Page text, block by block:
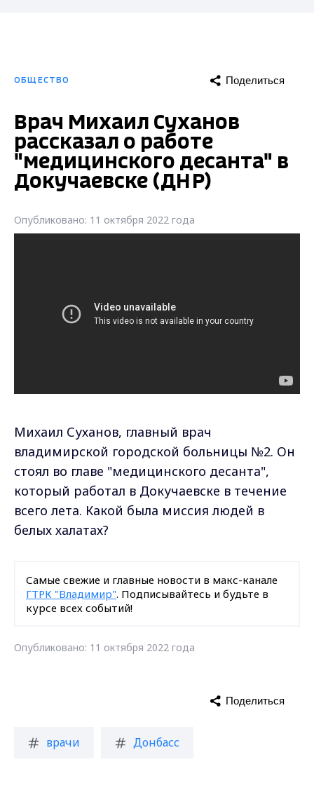
ОБЩЕСТВО Поделиться
Врач Михаил Суханов
рассказал о работе
"медицинского десанта" в
Докучаевске (ДНР)
Опубликовано: 11 октября 2022 года
Михаил Суханов, главный врач
владимирской городской больницы №2. Он
стоял во главе "медицинского десанта",
который работал в Докучаевске в течение
всего лета. Какой была миссия людей в
белых халатах?
Самые свежие и главные новости в макс-канале
ГТРК "Владимир". Подписывайтесь и будьте в
курсе всех событий!
Опубликовано: 11 октября 2022 года
врачи Донбасс
Поделиться